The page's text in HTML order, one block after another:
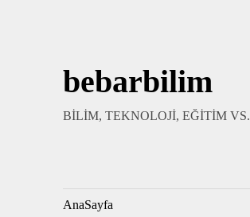
bebarbilim
BİLİM, TEKNOLOJİ, EĞİTİM VS.
AnaSayfa